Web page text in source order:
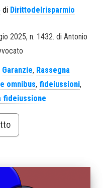
di Dirittodelrisparmio
2025, n. 1432. di Antonio
Garanzie, Rassegna
omnibus, fideiussioni,
fideiussione